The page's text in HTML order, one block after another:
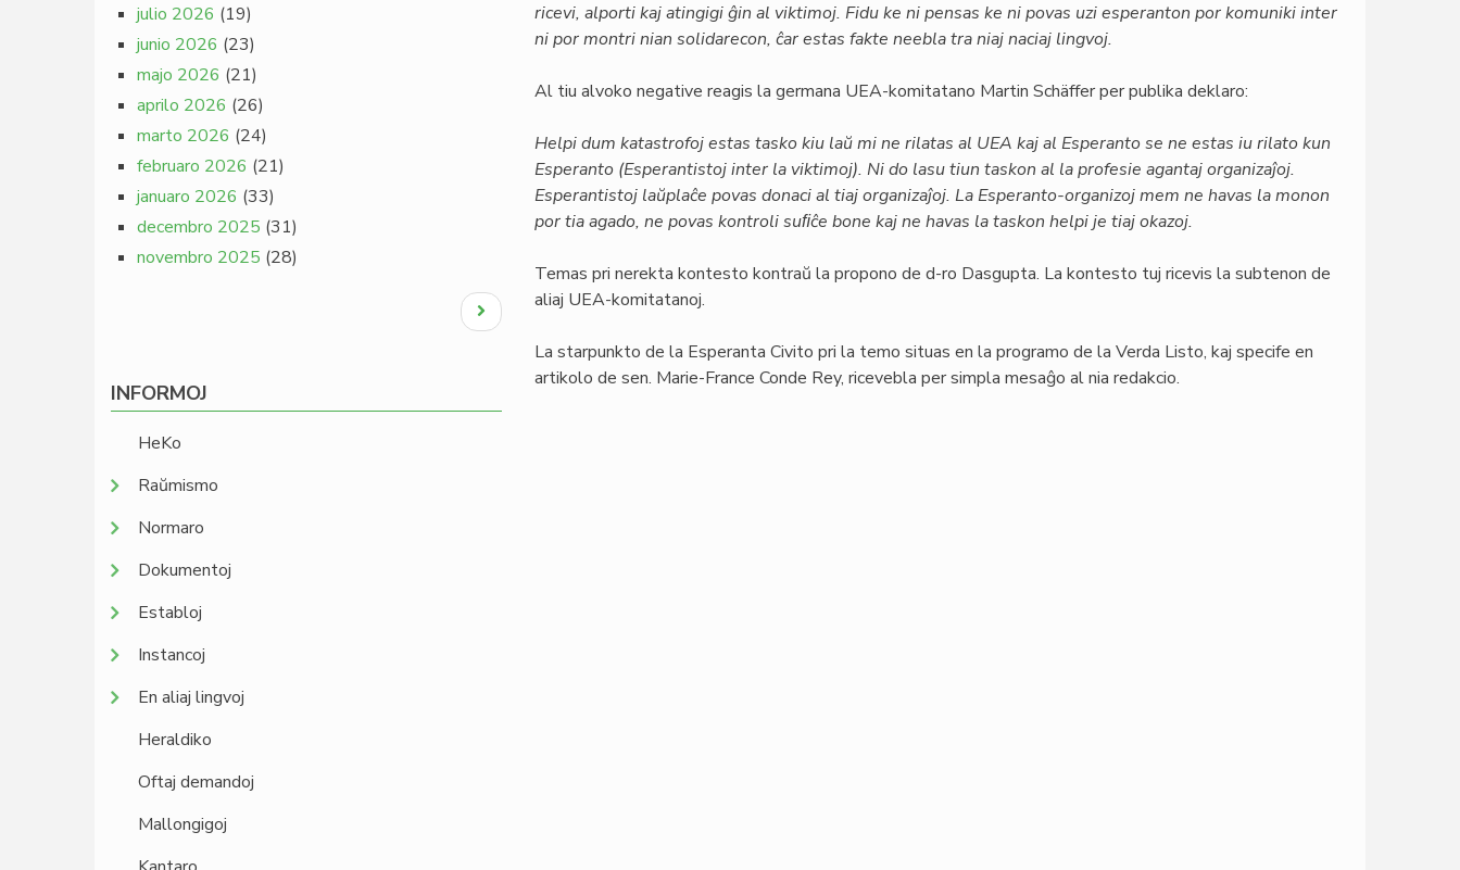
ricevi, alporti kaj atingigi ĝin al viktimoj. Fidu ke ni pensas ke ni povas uzi esperanton por komuniki inter
ni por montri nian solidarecon, ĉar estas fakte neebla tra niaj naciaj lingvoj.
Al tiu alvoko negative reagis la germana UEA-komitatano Martin Schäffer per publika deklaro:
Helpi dum katastrofoj estas tasko kiu laŭ mi ne rilatas al UEA kaj al Esperanto se ne estas iu rilato kun
Esperanto (Esperantistoj inter la viktimoj). Ni do lasu tiun taskon al la profesie agantaj organizaĵoj.
Esperantistoj laŭplaĉe povas donaci al tiaj organizaĵoj. La Esperanto-organizoj mem ne havas la monon
por tia agado, ne povas kontroli suﬁĉe bone kaj ne havas la taskon helpi je tiaj okazoj.
Temas pri nerekta kontesto kontraŭ la propono de d-ro Dasgupta. La kontesto tuj ricevis la subtenon de
aliaj UEA-komitatanoj.
La starpunkto de la Esperanta Civito pri la temo situas en la programo de la Verda Listo, kaj specife en
artikolo de sen. Marie-France Conde Rey, ricevebla per simpla mesaĝo al nia redakcio.
julio 2026 (19)
junio 2026 (23)
majo 2026 (21)
aprilo 2026 (26)
marto 2026 (24)
februaro 2026 (21)
januaro 2026 (33)
decembro 2025 (31)
novembro 2025 (28)
Next
page
INFORMOJ
HeKo
Raŭmismo
Normaro
Dokumentoj
Establoj
Instancoj
En aliaj lingvoj
Heraldiko
Oftaj demandoj
Mallongigoj